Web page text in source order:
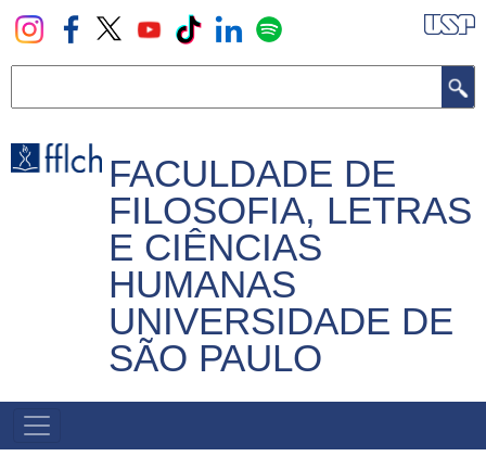
Pular
para
principal
FACULDADE DE
FILOSOFIA, LETRAS
E CIÊNCIAS
HUMANAS
UNIVERSIDADE DE
SÃO PAULO
NAVEGADOR
PRINCIPAL